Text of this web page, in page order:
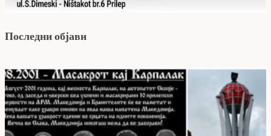
Последни објави